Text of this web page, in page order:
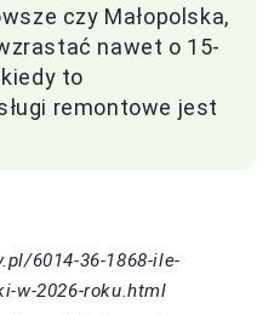
czy Małopolska,
nawet o 15-
to
remontowe jest
6014-36-1868-ile-
w-2026-roku.html